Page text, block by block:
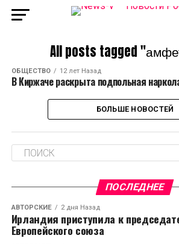
All posts tagged
ОБЩЕСТВО 12 лет Назад
В Киржаче раскрыта подпольная
БОЛЬШЕ НОВОСТЕЙ
ПОСЛЕДНЕЕ
АВТОРСКИЕ 2 дня Назад
Ирландия приступила к
Европейского союза